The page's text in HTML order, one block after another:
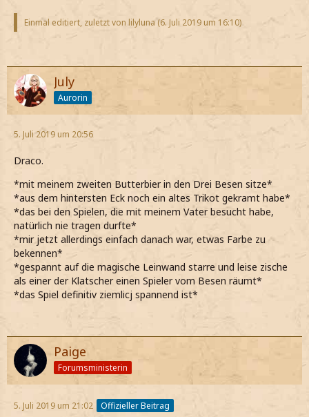
Einmal editiert, zuletzt von lilyluna (6. Juli 2019 um 16:10)
July
Aurorin
5. Juli 2019 um 20:56
Draco.
*mit meinem zweiten Butterbier in den Drei Besen sitze*
*aus dem hintersten Eck noch ein altes Trikot gekramt habe*
*das bei den Spielen, die mit meinem Vater besucht habe,
natürlich nie tragen durfte*
*mir jetzt allerdings einfach danach war, etwas Farbe zu
bekennen*
*gespannt auf die magische Leinwand starre und leise zische
als einer der Klatscher einen Spieler vom Besen räumt*
*das Spiel definitiv ziemlicj spannend ist*
Paige
Forumsministerin
5. Juli 2019 um 21:02 Offizieller Beitrag